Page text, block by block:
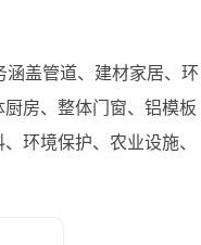
涵盖管道、建材家居、环
房、整体门窗、铝模板
环境保护、农业设施、